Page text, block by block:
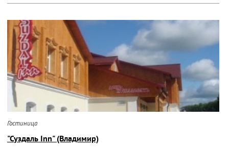
Гостиница
"Суздаль Inn" (Владимир)